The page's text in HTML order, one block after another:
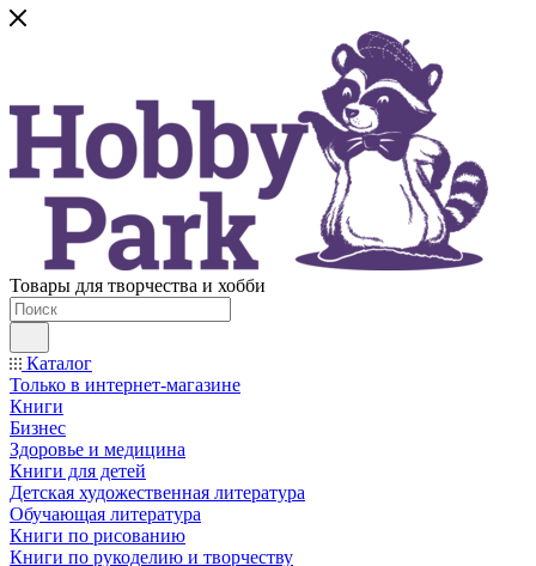
Товары для творчества и хобби
Каталог
Только в интернет-магазине
Книги
Бизнес
Здоровье и медицина
Книги для детей
Детская художественная литература
Обучающая литература
Книги по рисованию
Книги по рукоделию и творчеству